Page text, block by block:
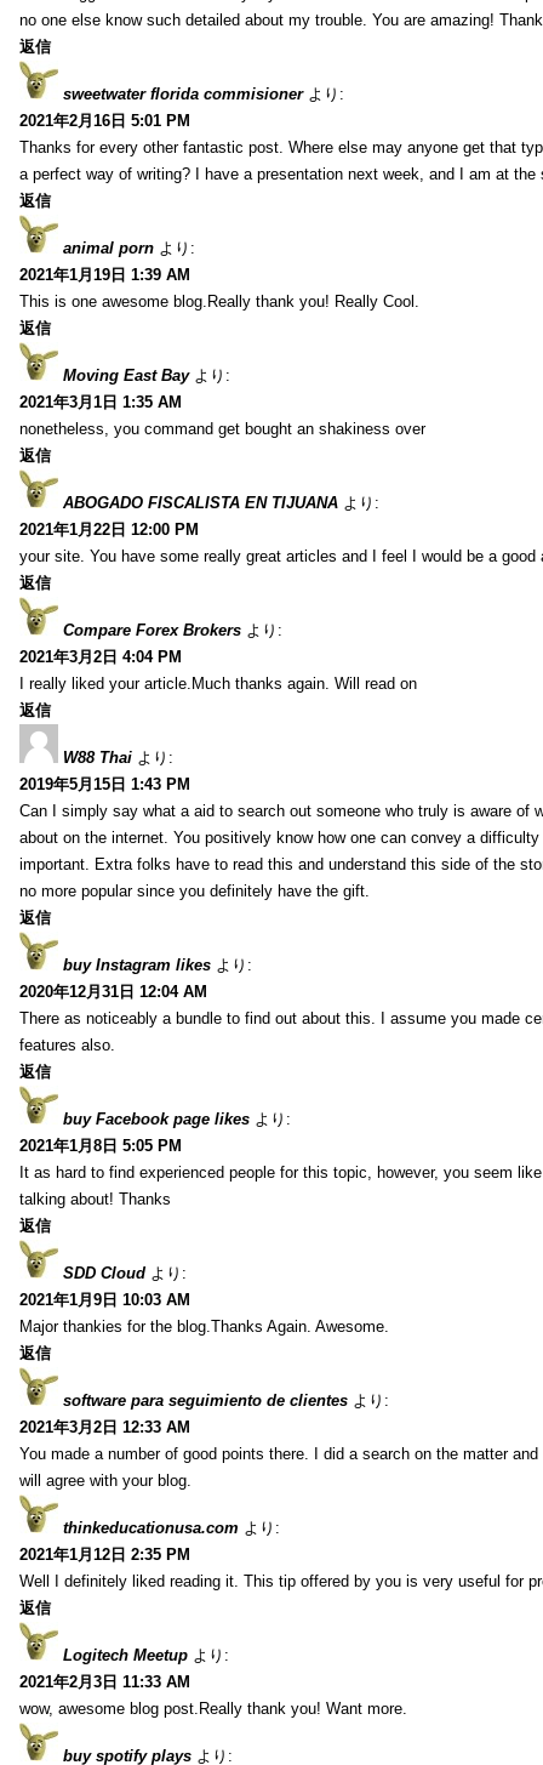
no one else know such detailed about my trouble. You are amazing!
返信
sweetwater florida commisioner より:
2021年2月16日 5:01 PM
Thanks for every other fantastic post. Where else may anyone get that
a perfect way of writing? I have a presentation next week, and I am at the
返信
animal porn より:
2021年1月19日 1:39 AM
This is one awesome blog.Really thank you! Really Cool.
返信
Moving East Bay より:
2021年3月1日 1:35 AM
nonetheless, you command get bought an shakiness over
返信
ABOGADO FISCALISTA EN TIJUANA より:
2021年1月22日 12:00 PM
your site. You have some really great articles and I feel I would be a good
返信
Compare Forex Brokers より:
2021年3月2日 4:04 PM
I really liked your article.Much thanks again. Will read on
返信
W88 Thai より:
2019年5月15日 1:43 PM
Can I simply say what a aid to search out someone who truly is aware of
about on the internet. You positively know how one can convey a
important. Extra folks have to read this and understand this side of the
no more popular since you definitely have the gift.
返信
buy Instagram likes より:
2020年12月31日 12:04 AM
There as noticeably a bundle to find out about this. I assume you made
features also.
返信
buy Facebook page likes より:
2021年1月8日 5:05 PM
It as hard to find experienced people for this topic, however, you seem
talking about! Thanks
返信
SDD Cloud より:
2021年1月9日 10:03 AM
Major thankies for the blog.Thanks Again. Awesome.
返信
software para seguimiento de clientes より:
2021年3月2日 12:33 AM
You made a number of good points there. I did a search on the matter
will agree with your blog.
thinkeducationusa.com より:
2021年1月12日 2:35 PM
Well I definitely liked reading it. This tip offered by you is very useful for
返信
Logitech Meetup より:
2021年2月3日 11:33 AM
wow, awesome blog post.Really thank you! Want more.
buy spotify plays より: